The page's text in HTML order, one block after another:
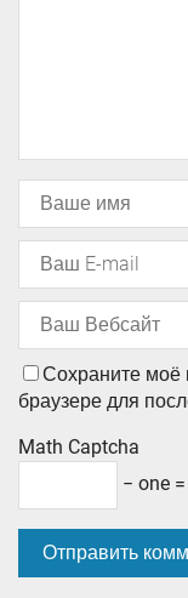
Сохраните моё
браузере для
Math Captcha
− one